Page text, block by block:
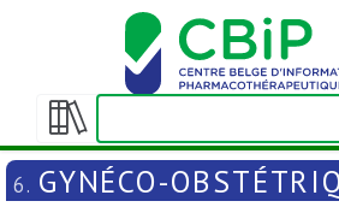
Afficher/masquer
la
table
6. GYNÉCO-